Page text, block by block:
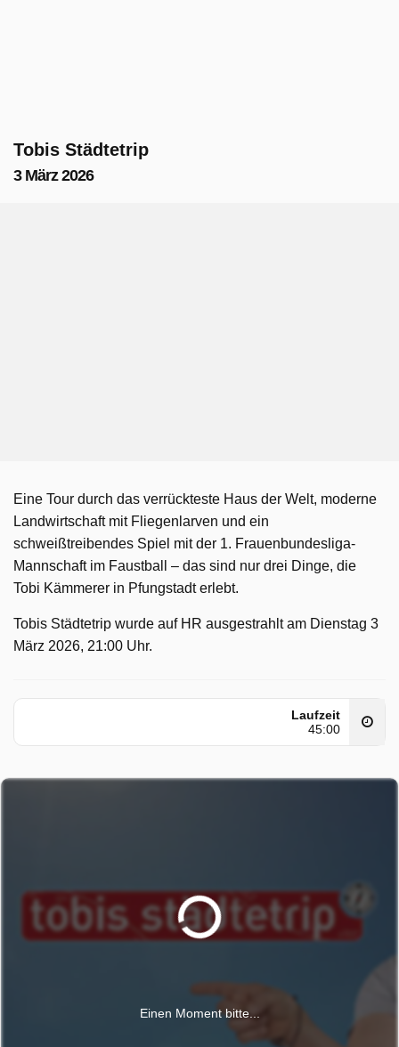
Tobis Städtetrip
3 März 2026
Eine Tour durch das verrückteste Haus der Welt, moderne
Landwirtschaft mit Fliegenlarven und ein
schweißtreibendes Spiel mit der 1. Frauenbundesliga-
Mannschaft im Faustball – das sind nur drei Dinge, die
Tobi Kämmerer in Pfungstadt erlebt.
Tobis Städtetrip wurde auf HR ausgestrahlt am Dienstag 3
März 2026, 21:00 Uhr.
Laufzeit
45:00
Einen Moment bitte...